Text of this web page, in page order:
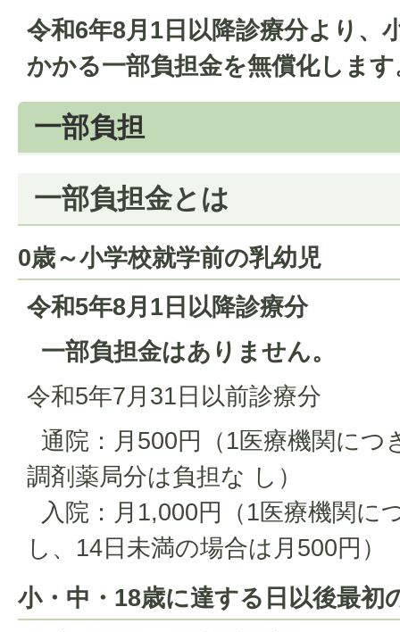
令和6年8月1日以降診療分より、
かかる一部負担金を無償化します
一部負担
一部負担金とは
0歳～小学校就学前の乳幼児
令和5年8月1日以降診療分
一部負担金はありません。
令和5年7月31日以前診療分
通院：月500円（1医療機関につ
調剤薬局分は負担な し）
入院：月1,000円（1医療機関に
し、14日未満の場合は月500円）
小・中・18歳に達する日以後最初